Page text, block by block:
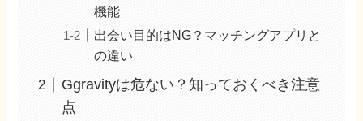
機能
出会い目的はNG？マッチングアプリと
の違い
Ggravityは危ない？知っておくべき注意
点